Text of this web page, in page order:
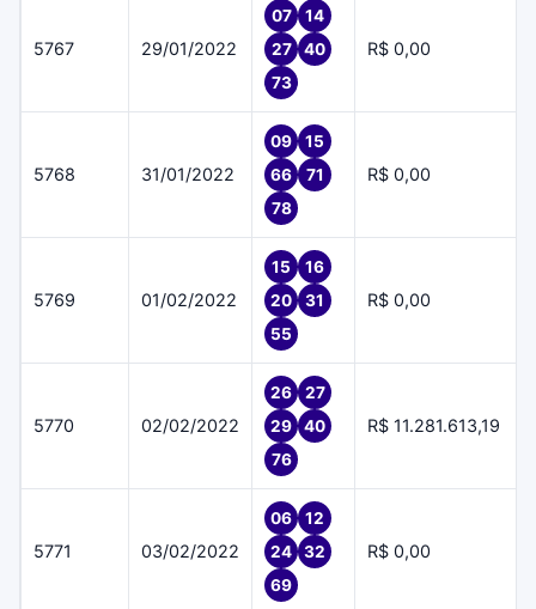
5767 29/01/2022
07
14
27
40
73
R$ 0,00
5768 31/01/2022
09
15
66
71
78
R$ 0,00
5769 01/02/2022
15
16
20
31
55
R$ 0,00
5770 02/02/2022
26
27
29
40
76
R$ 11.281.613,19
5771 03/02/2022
06
12
24
32
69
R$ 0,00